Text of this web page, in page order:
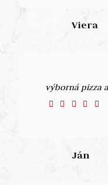
Viera
výborná pizza
Ján